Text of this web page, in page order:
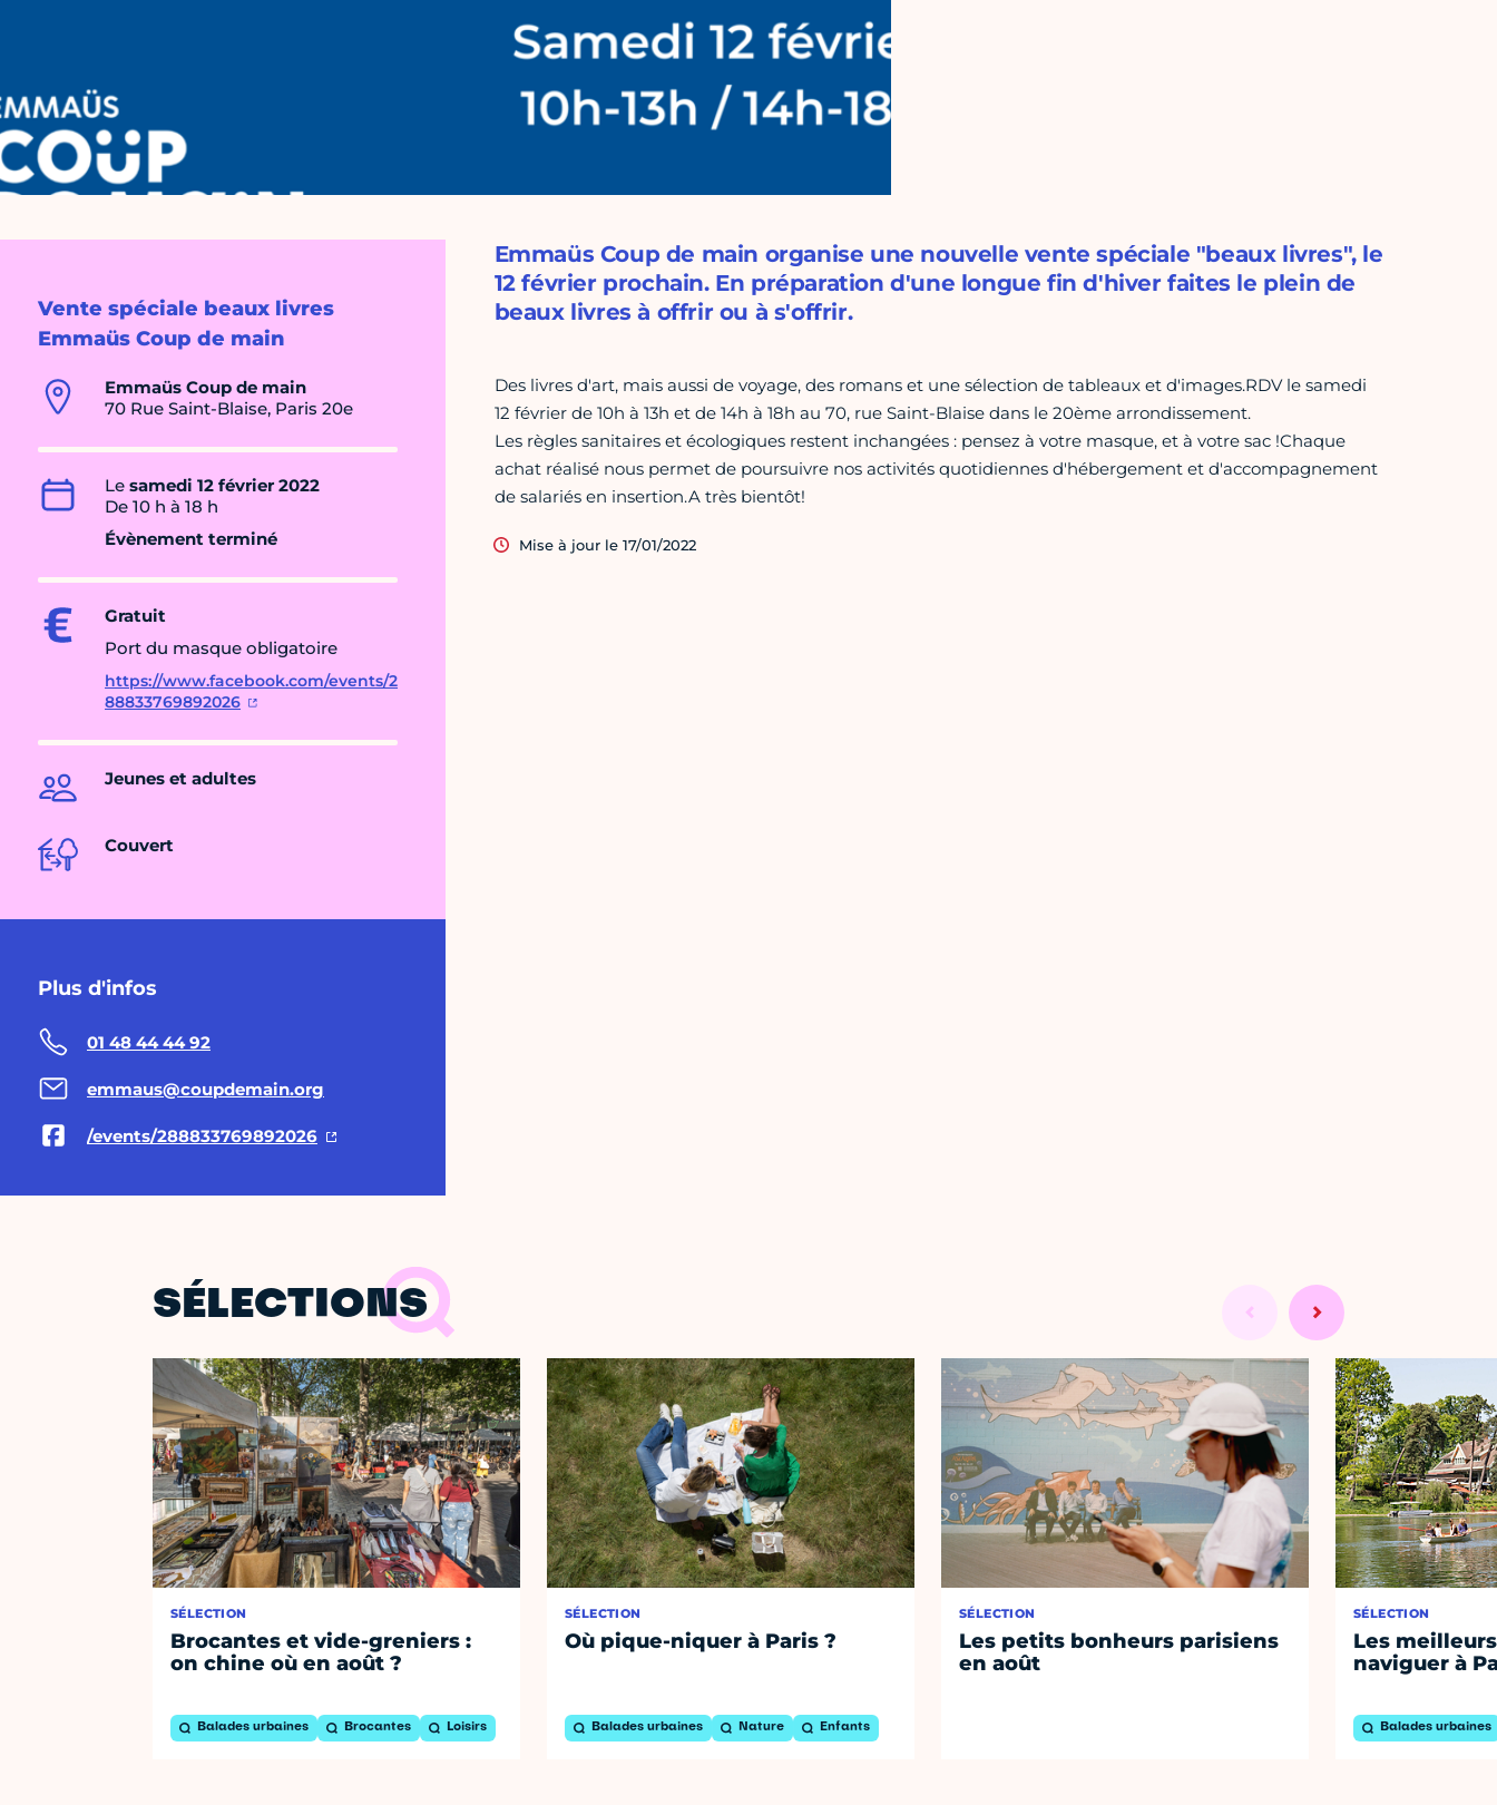
Vente spéciale beaux livres
Emmaüs Coup de main
Emmaüs Coup de main
70 Rue Saint-Blaise, Paris 20e
Le samedi 12 février 2022
De 10 h à 18 h
Évènement terminé
Gratuit
Port du masque obligatoire
https://www.facebook.com/events/2
88833769892026
Jeunes et adultes
Couvert
Plus d'infos
01 48 44 44 92
emmaus@coupdemain.org
/events/288833769892026
Emmaüs Coup de main organise une nouvelle vente spéciale "beaux livres", le
12 février prochain. En préparation d'une longue fin d'hiver faites le plein de
beaux livres à offrir ou à s'offrir.
Des livres d'art, mais aussi de voyage, des romans et une sélection de tableaux et d'images.RDV le samedi
12 février de 10h à 13h et de 14h à 18h au 70, rue Saint-Blaise dans le 20ème arrondissement.
Les règles sanitaires et écologiques restent inchangées : pensez à votre masque, et à votre sac !Chaque
achat réalisé nous permet de poursuivre nos activités quotidiennes d'hébergement et d'accompagnement
de salariés en insertion.A très bientôt!
Mise à jour le 17/01/2022
SÉLECTIONS
SÉLECTION
Brocantes et vide-greniers :
on chine où en août ?
Balades urbaines Brocantes Loisirs
SÉLECTION
Où pique-niquer à Paris ?
Balades urbaines Nature Enfants
SÉLECTION
Les petits bonheurs parisiens
en août
SÉLECTION
Les
naviguer à
Balades urbaines